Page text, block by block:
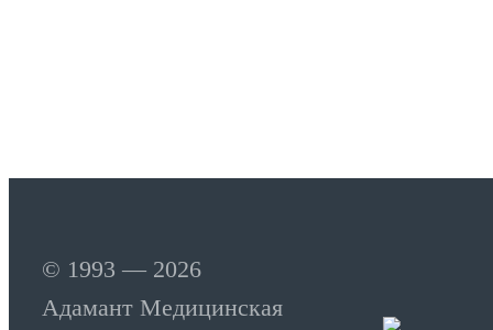
© 1993 — 2026
Адамант Медицинская